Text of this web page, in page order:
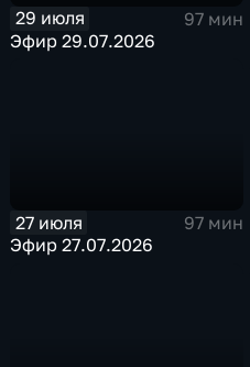
29 июля
97 мин
Эфир 29.07.2026
27 июля
97 мин
Эфир 27.07.2026